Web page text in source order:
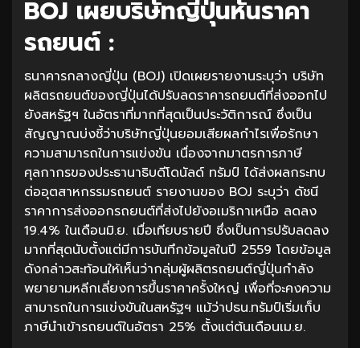
BOJ เผยบริษัทญี่ปุ่นหั่นราคา
รถยนต์ :
ธนาคารกลางญี่ปุ่น (BOJ) เปิดเผยรายงานระบุว่า บริษัท
ผลิตรถยนต์ของญี่ปุ่นได้ปรับลดราคารถยนต์ที่ส่งออกไป
ยังสหรัฐฯ ในอัตราที่มากที่สุดเป็นประวัติการณ์ ซึ่งเป็น
สัญญาณบ่งชี้ว่าบริษัทญี่ปุ่นยอมเสียผลกำไรเพื่อรักษา
ความสามารถในการแข่งขัน เนื่องจากมาตรการภาษี
ศุลกากรของประธานาธิบดีโดนัลด์ ทรัมป์ ได้ส่งผลกระทบ
ต่ออุตสาหกรรมรถยนต์ รายงานของ BOJ ระบุว่า ดัชนี
ราคาการส่งออกรถยนต์ที่ส่งไปยังอเมริกาเหนือ ลดลง
19.4% ในเดือนมิ.ย. เมื่อเทียบรายปี ซึ่งเป็นการปรับลดลง
มากที่สุดนับตั้งแต่มีการบันทึกข้อมูลในปี 2559 โดยข้อมูล
ดังกล่าวสะท้อนให้เห็นว่ากลุ่มผู้ผลิตรถยนต์ญี่ปุ่นกำลัง
พยายามหลีกเลี่ยงการขึ้นราคาครั้งใหญ่ เพื่อที่จะคงความ
สามารถในการแข่งขันในสหรัฐฯ แม้ว่าปธน.ทรัมป์เริ่มเก็บ
ภาษีนำเข้ารถยนต์ในอัตรา 25% ตั้งแต่ต้นเดือนเม.ย.